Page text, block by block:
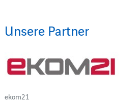
Unsere Partner
ekom21